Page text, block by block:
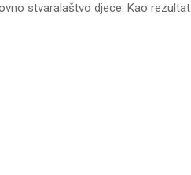
stvaralaštvo djece. Kao rezultat